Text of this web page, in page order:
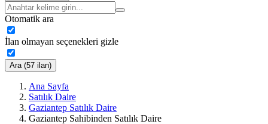
Otomatik ara
İlan olmayan seçenekleri gizle
Ara (57 ilan)
Ana Sayfa
Satılık Daire
Gaziantep Satılık Daire
Gaziantep Sahibinden Satılık Daire